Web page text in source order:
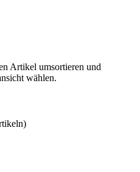
Artikel umsortieren und
wählen.